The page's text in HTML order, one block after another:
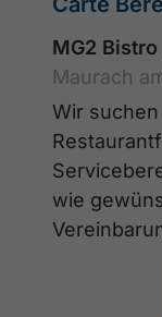
MG2
Maurach
Wir
wie